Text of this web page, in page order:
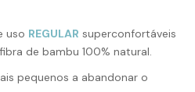
uso REGULAR superconfortáveis ​​
de bambu 100% natural.
pequenos a abandonar o